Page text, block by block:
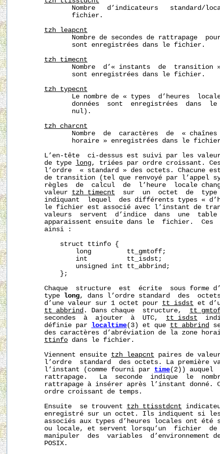
Nombre   d’indicateurs   standard/
              fichier.
tzh_leapcnt
Nombre de secondes de rattrapage
              sont enregistrées dans le fichier.
tzh_timecnt
Nombre  d’« instants  de  transition
              sont enregistrées dans le fichier.
tzh_typecnt
Le nombre de « types  d’heures
données  sont  enregistrées  dans
              nul).
tzh_charcnt
Nombre  de  caractères  de  «
horaire » enregistrées dans le
L’en-tête  ci-dessus est suivi par les
       de type
long, triées par ordre croissant.
l’ordre  « standard » des octets. Chacune
de transition (tel que renvoyé par l’appel
règles  de  calcul  de  l’heure  locale
       valeur
tzh_timecnt
sur  un  octet  de
indiquant  lequel  des différents types «
le fichier est associé avec l’instant de
valeurs  servent  d’indice  dans  une
apparaissent ensuite dans le  fichier.  Ces
       ainsi :
           struct ttinfo {
               long         tt_gmtoff;
               int          tt_isdst;
               unsigned int tt_abbrind;
           };
Chaque  structure  est  écrite  sous forme
       type
long, dans l’ordre standard  des
       d’une valeur sur 1 octet pour
tt_isdst et
tt_abbrind . Dans chaque  structure,
       secondes  à  ajouter  à  UTC,
tt_isdst
       définie par
localtime(3) et que tt_abbrind
des caractères d’abréviation de la zone
ttinfo dans le fichier.
       Viennent ensuite
tzh_leapcnt paires de
l’ordre  standard  des octets. La première
       l’instant (comme fourni par
time(2)) auquel
rattrapage.   La  seconde  indique  le
rattrapage à insérer après l’instant donné.
       ordre croissant de temps.
       Ensuite  se trouvent
tzh_ttisstdcnt
enregistré sur un octet. Ils indiquent si
associés aux types d’heures locales ont été
ou locale, et servent lorsqu’un  fichier
manipuler  des  variables  d’environnement
       POSIX.